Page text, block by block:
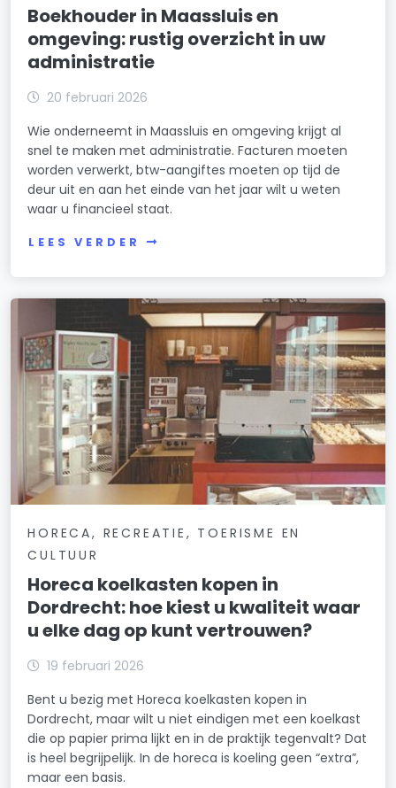
Boekhouder in Maassluis en
omgeving: rustig overzicht in uw
administratie
20 februari 2026
Wie onderneemt in Maassluis en omgeving krijgt al
snel te maken met administratie. Facturen moeten
worden verwerkt, btw-aangiftes moeten op tijd de
deur uit en aan het einde van het jaar wilt u weten
waar u financieel staat.
LEES VERDER
HORECA, RECREATIE, TOERISME EN
CULTUUR
Horeca koelkasten kopen in
Dordrecht: hoe kiest u kwaliteit waar
u elke dag op kunt vertrouwen?
19 februari 2026
Bent u bezig met Horeca koelkasten kopen in
Dordrecht, maar wilt u niet eindigen met een koelkast
die op papier prima lijkt en in de praktijk tegenvalt? Dat
is heel begrijpelijk. In de horeca is koeling geen “extra”,
maar een basis.